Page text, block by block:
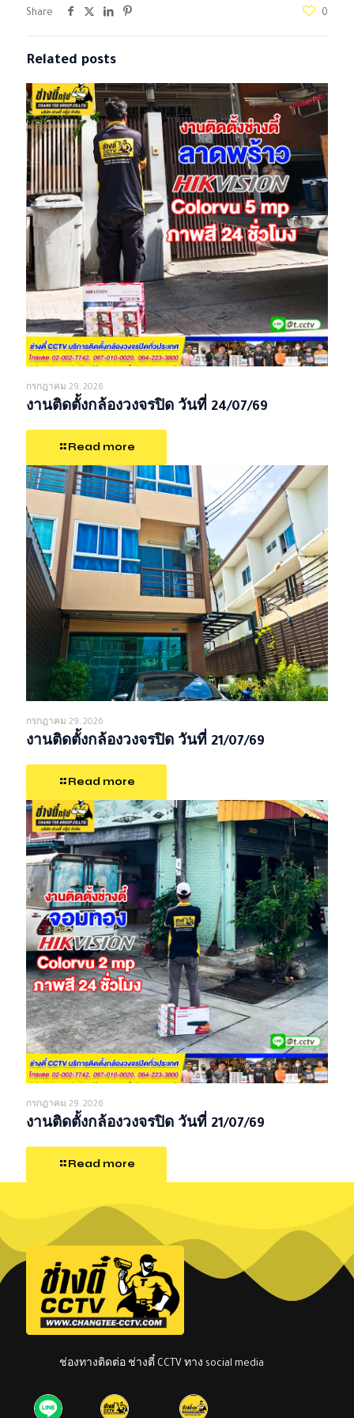
Share 0
Related posts
กรกฎาคม 29, 2026
งานติดตั้งกล้องวงจรปิด วันที่ 24/07/69
Read more
กรกฎาคม 29, 2026
งานติดตั้งกล้องวงจรปิด วันที่ 21/07/69
Read more
กรกฎาคม 29, 2026
งานติดตั้งกล้องวงจรปิด วันที่ 21/07/69
Read more
ช่องทางติดต่อ ช่างตี๋ CCTV ทาง social media